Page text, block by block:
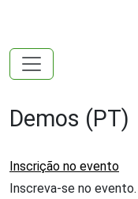
Demos (PT)
Inscrição no evento
Inscreva-se no evento.